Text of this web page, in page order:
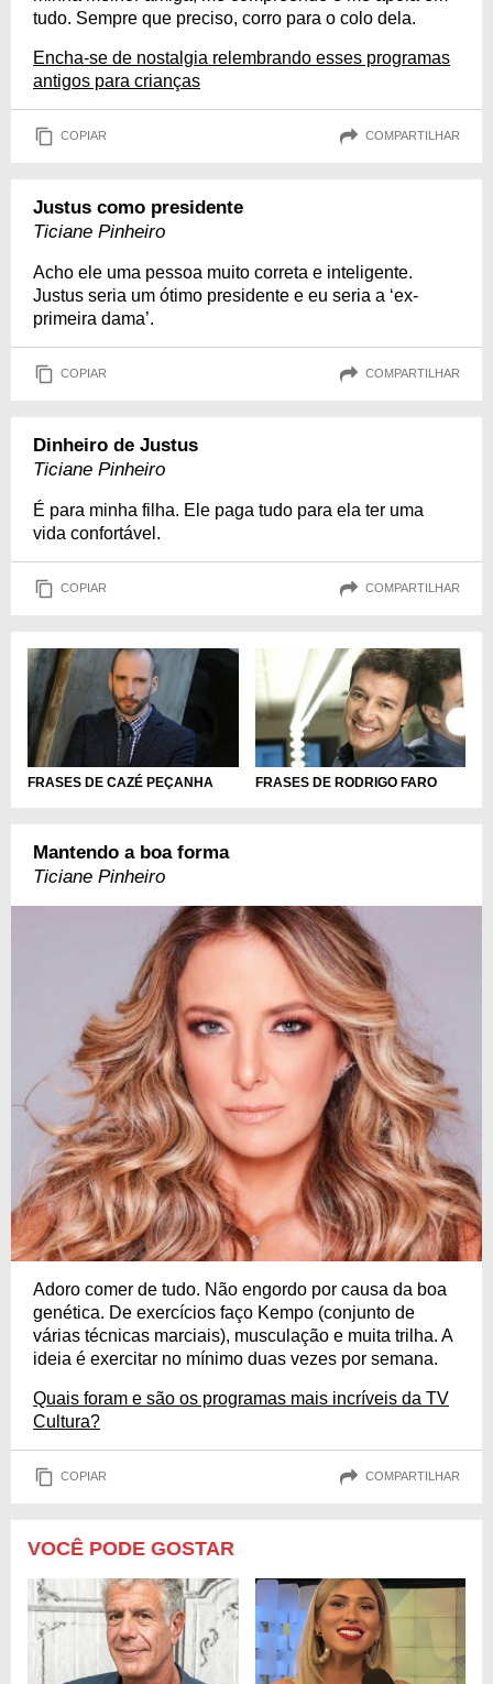
tudo. Sempre que preciso, corro para o colo dela.
Encha-se de nostalgia relembrando esses programas
antigos para crianças
COPIAR COMPARTILHAR
Justus como presidente
Ticiane Pinheiro
Acho ele uma pessoa muito correta e inteligente.
Justus seria um ótimo presidente e eu seria a ‘ex-
primeira dama’.
COPIAR COMPARTILHAR
Dinheiro de Justus
Ticiane Pinheiro
É para minha filha. Ele paga tudo para ela ter uma
vida confortável.
COPIAR COMPARTILHAR
FRASES DE CAZÉ PEÇANHA FRASES DE RODRIGO FARO
Mantendo a boa forma
Ticiane Pinheiro
Adoro comer de tudo. Não engordo por causa da boa
genética. De exercícios faço Kempo (conjunto de
várias técnicas marciais), musculação e muita trilha. A
ideia é exercitar no mínimo duas vezes por semana.
Quais foram e são os programas mais incríveis da TV
Cultura?
COPIAR COMPARTILHAR
VOCÊ PODE GOSTAR